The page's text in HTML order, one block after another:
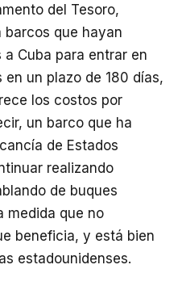
del Tesoro,
barcos que hayan
Cuba para entrar en
un plazo de 180 días,
los costos por
un barco que ha
de Estados
realizando
de buques
medida que no
beneficia, y está bien
estadounidenses.